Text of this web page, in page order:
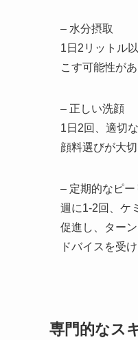
– 水分摂取
1日2リットル
こす可能性が
– 正しい洗顔
1日2回、適切
顔料選びが大
– 定期的なピー
週に1-2回、ケ
促進し、ター
ドバイスを受
専門的なス